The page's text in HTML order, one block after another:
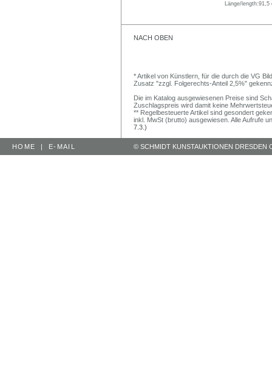
Länge/length:91,5
NACH OBEN
* Artikel von Künstlern, für die durch die VG
Zusatz "zzgl. Folgerechts-Anteil 2,5%"
Die im Katalog ausgewiesenen Preise sind
Zuschlagspreis wird damit keine
** Regelbesteuerte Artikel sind gesondert
inkl. MwSt (brutto) ausgewiesen. Alle Aufrufe
7.3.)
HOME | E-MAIL © SCHMIDT KUNSTAUKTIONEN DRESDEN